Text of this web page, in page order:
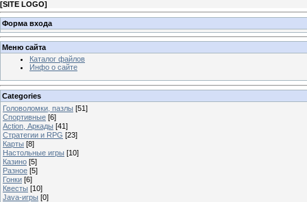
[SITE LOGO]
Форма входа
Меню сайта
Каталог файлов
Инфо о сайте
Categories
Головоломки, пазлы [51]
Спортивные [6]
Action, Аркады [41]
Стратегии и RPG [23]
Карты [8]
Настольные игры [10]
Казино [5]
Разное [5]
Гонки [6]
Квесты [10]
Java-игры [0]